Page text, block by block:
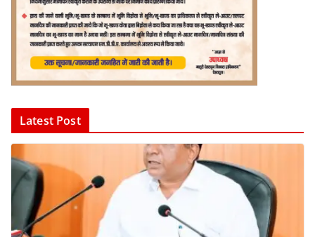
Latest Post